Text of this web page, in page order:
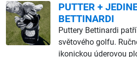
PUTTER +
BETTINARDI
Puttery Bettinardi
světového golfu.
ikonickou úderovou